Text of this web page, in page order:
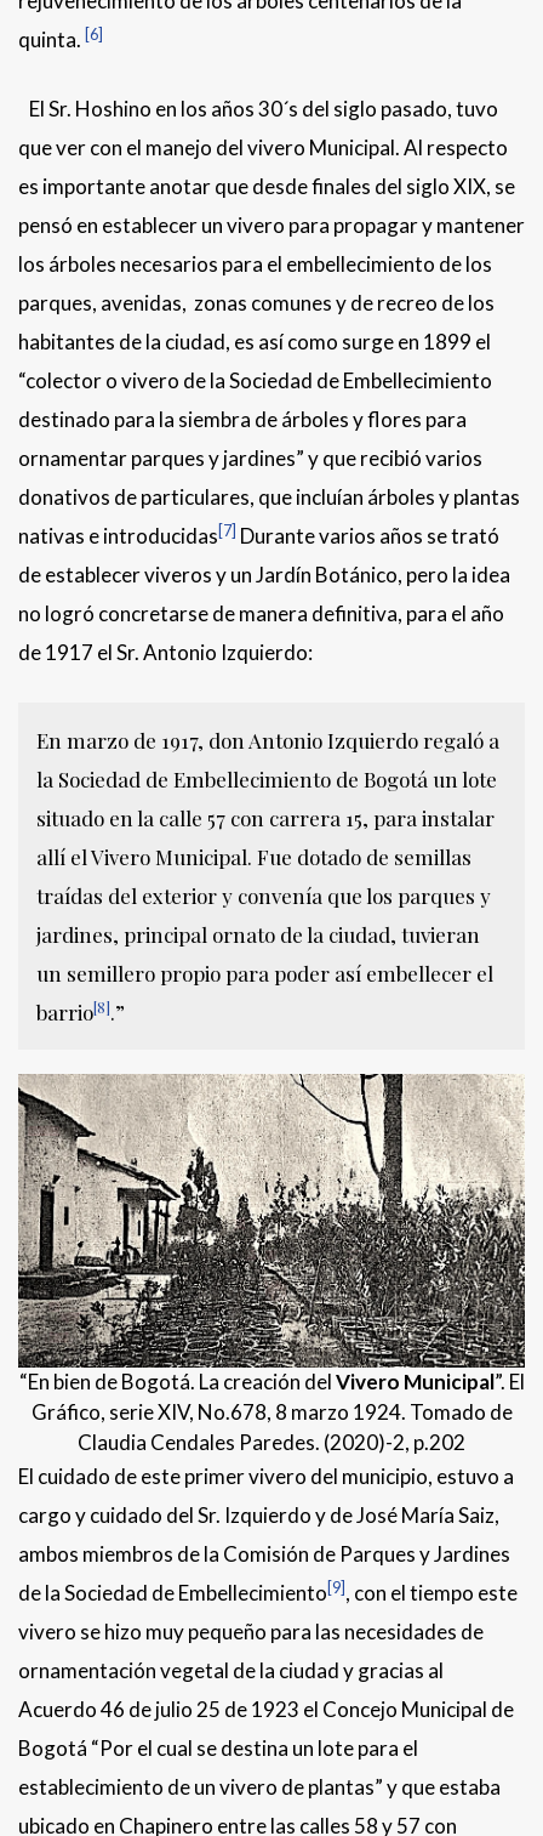
quinta. [6]
El Sr. Hoshino en los años 30´s del siglo pasado, tuvo
que ver con el manejo del vivero Municipal. Al respecto
es importante anotar que desde finales del siglo XIX, se
pensó en establecer un vivero para propagar y mantener
los árboles necesarios para el embellecimiento de los
parques, avenidas, zonas comunes y de recreo de los
habitantes de la ciudad, es así como surge en 1899 el
“colector o vivero de la Sociedad de Embellecimiento
destinado para la siembra de árboles y flores para
ornamentar parques y jardines” y que recibió varios
donativos de particulares, que incluían árboles y plantas
nativas e introducidas[7] Durante varios años se trató
de establecer viveros y un Jardín Botánico, pero la idea
no logró concretarse de manera definitiva, para el año
de 1917 el Sr. Antonio Izquierdo:
En marzo de 1917, don Antonio Izquierdo regaló a
la Sociedad de Embellecimiento de Bogotá un lote
situado en la calle 57 con carrera 15, para instalar
allí el Vivero Municipal. Fue dotado de semillas
traídas del exterior y convenía que los parques y
jardines, principal ornato de la ciudad, tuvieran
un semillero propio para poder así embellecer el
barrio[8].”
“En bien de Bogotá. La creación delVivero Municipal”. El
Gráfico, serie XIV, No.678, 8 marzo 1924. Tomado de
Claudia Cendales Paredes. (2020)-2, p.202
El cuidado de este primer vivero del municipio, estuvo a
cargo y cuidado del Sr. Izquierdo y de José María Saiz,
ambos miembros de la Comisión de Parques y Jardines
de la Sociedad de Embellecimiento[9], con el tiempo este
vivero se hizo muy pequeño para las necesidades de
ornamentación vegetal de la ciudad y gracias al
Acuerdo 46 de julio 25 de 1923 el Concejo Municipal de
Bogotá “Por el cual se destina un lote para el
establecimiento de un vivero de plantas” y que estaba
ubicado en Chapinero entre las calles 58 y 57 con